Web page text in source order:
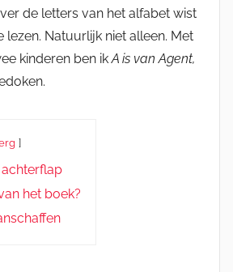
de letters van het alfabet wist
lezen. Natuurlijk niet alleen. Met
kinderen ben ikA is van Agent,
het boek?